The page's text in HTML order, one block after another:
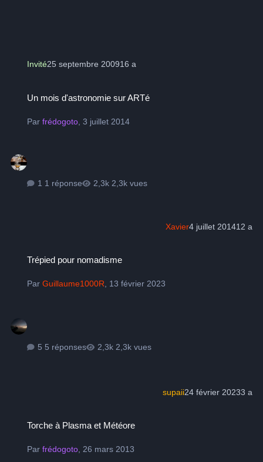
Invité25 septembre 200916 a
Un mois d'astronomie sur ARTé
Parfrédogoto ,3 juillet 2014
1 réponse 2,3k vues
Xavier4 juillet 201412 a
Trépied pour nomadisme
ParGuillaume1000R, 13 février 2023
5 réponses 2,3k vues
supaii24 février 20233 a
Torche à Plasma et Météore
Parfrédogoto,26 mars 2013